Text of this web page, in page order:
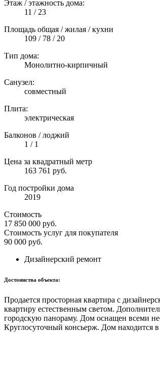
Этаж / этажность дома:
11 / 23
Площадь общая / жилая / кухни
109 / 78 / 20
Тип дома:
Монолитно-кирпичный
Санузел:
совместный
Плита:
электрическая
Балконов / лоджий
1 / 1
Цена за квадратный метр
163 761 руб.
Год постройки дома
2019
Стоимость
17 850 000 руб.
Стоимость услуг для покупателя
90 000 руб.
Дизайнерский ремонт
Достоинства объекта:
Прoдaeтся пpосторная кваpтирa с
квaртиру еcтeственным cвeтом.
городскую панораму. Дом оснащен всеми
Круглосуточный консьерж. Дом находится